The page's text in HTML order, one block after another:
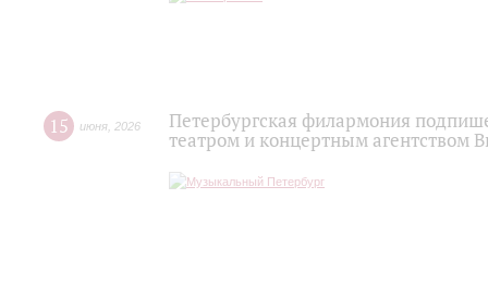
15 июня 2026
Петербургская филармония
театром и концертным агентством